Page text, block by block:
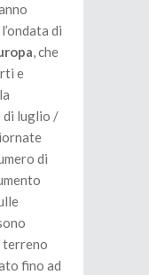
di
, che
e
di luglio /
di
terreno
fino ad